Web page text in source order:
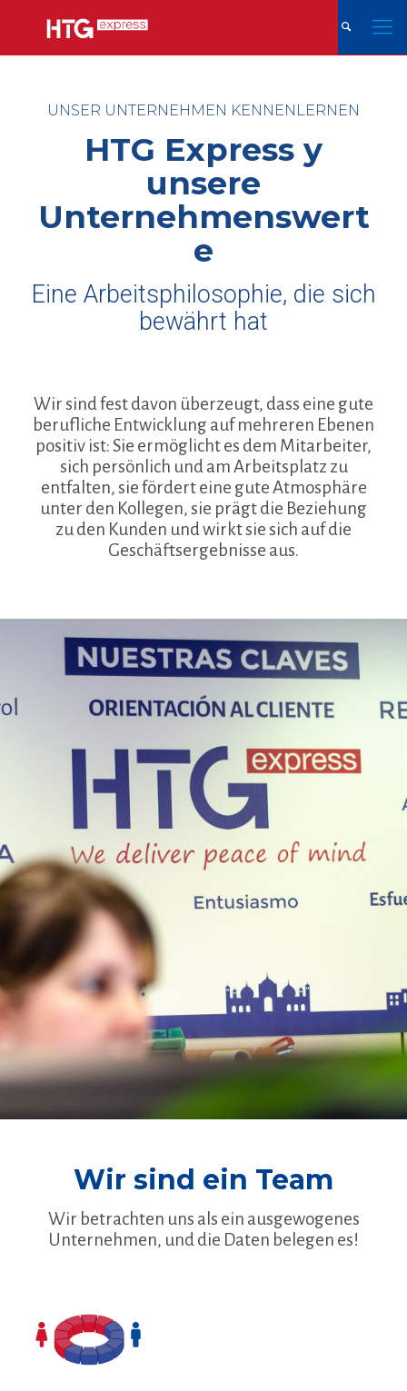
UNSER UNTERNEHMEN KENNENLERNEN
HTG Express y
unsere
Unternehmenswert
e
Eine Arbeitsphilosophie, die sich
bewährt hat
Wir sind fest davon überzeugt, dass eine gute
berufliche Entwicklung auf mehreren Ebenen
positiv ist: Sie ermöglicht es dem Mitarbeiter,
sich persönlich und am Arbeitsplatz zu
entfalten, sie fördert eine gute Atmosphäre
unter den Kollegen, sie prägt die Beziehung
zu den Kunden und wirkt sie sich auf die
Geschäftsergebnisse aus.
Wir sind ein Team
Wir betrachten uns als ein ausgewogenes
Unternehmen, und die Daten belegen es!